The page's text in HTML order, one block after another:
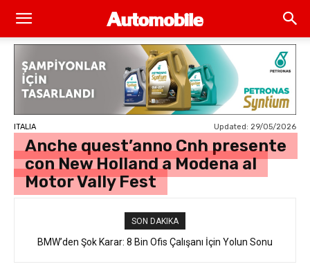
ITALIA Updated: 29/05/2026
Anche quest’anno Cnh presente
con New Holland a Modena al
Motor Vally Fest
SON DAKIKA
BMW’den Şok Karar: 8 Bin Ofis Çalışanı İçin Yolun Sonu